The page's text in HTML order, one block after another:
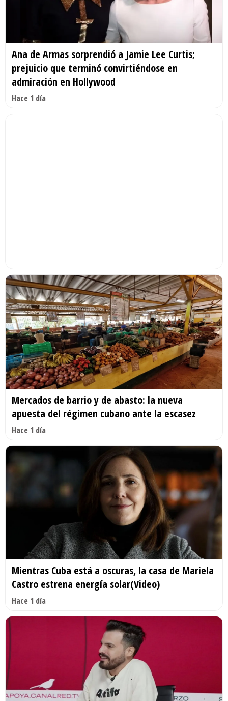
Ana de Armas sorprendió a Jamie Lee Curtis;
prejuicio que terminó convirtiéndose en
admiración en Hollywood
Hace 1 día
Mercados de barrio y de abasto: la nueva
apuesta del régimen cubano ante la escasez
Hace 1 día
Mientras Cuba está a oscuras, la casa de Mariela
Castro estrena energía solar(Video)
Hace 1 día